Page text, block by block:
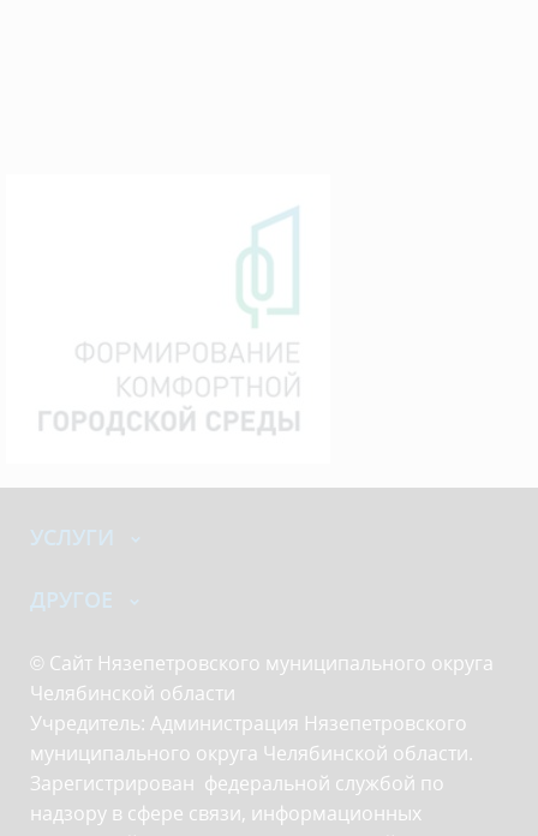
УСЛУГИ
ДРУГОЕ
© Сайт Нязепетровского муниципального округа
Челябинской области
Учредитель: Администрация Нязепетровского
муниципального округа Челябинской области.
Зарегистрирован федеральной службой по
надзору в сфере связи, информационных